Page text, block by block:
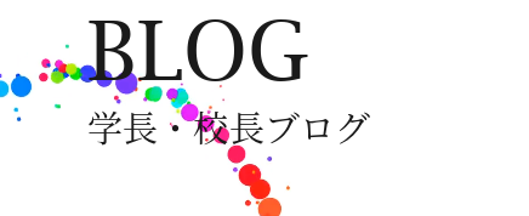
BLOG
学長・校長ブログ